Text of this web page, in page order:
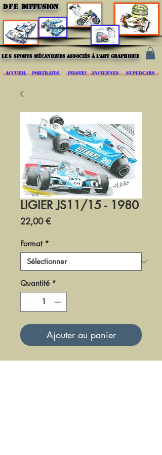
DFE DIFFUSION
les sports mécaniques associés à l'art graphique
ACCUEIL PORTRAITS PILOTES ANCIENNES SUPERCARS
LIGIER JS11/15 - 1980
22,00 €Prix
Format *
Quantité *
Ajouter au panier
DFLA-80